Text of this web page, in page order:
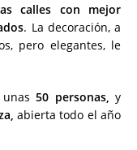
calles con mejor
. La decoración, a
pero elegantes, le
50 personas, y
abierta todo el año